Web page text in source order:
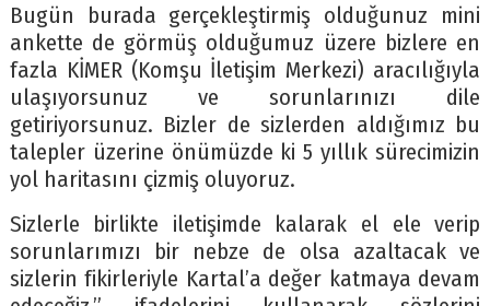
Bugün burada gerçekleştirmiş olduğunuz mini
ankette de görmüş olduğumuz üzere bizlere en
fazla KİMER (Komşu İletişim Merkezi) aracılığıyla
ulaşıyorsunuz ve sorunlarınızı dile
getiriyorsunuz. Bizler de sizlerden aldığımız bu
talepler üzerine önümüzde ki 5 yıllık sürecimizin
yol haritasını çizmiş oluyoruz.
Sizlerle birlikte iletişimde kalarak el ele verip
sorunlarımızı bir nebze de olsa azaltacak ve
sizlerin fikirleriyle Kartal’a değer katmaya devam